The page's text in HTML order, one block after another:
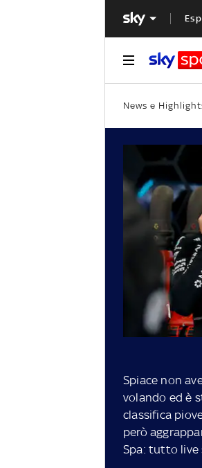
News e
Spiace non
volando ed è
classifica
però
Spa: tutto live